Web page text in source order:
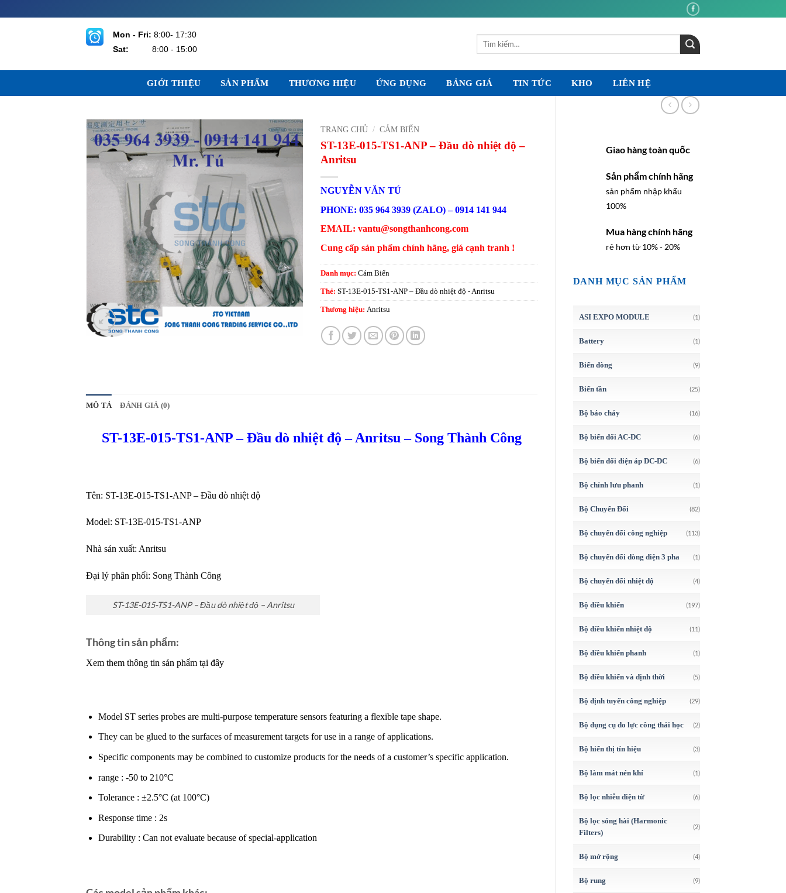
qua
Mon - Fri: 8:00- 17:30
Sat:
8:00 - 15:00
Tìm
GIỚI THIỆU SẢN PHẨM THƯƠNG HIỆU ỨNG DỤNG BẢNG GIÁ TIN TỨC KHO LIÊN HỆ
Giao hàng toàn quốc
Sản phẩm chính hãng
sản phẩm nhập khẩu
100%
Mua hàng chính hãng
rẻ hơn từ 10% - 20%
DANH MỤC SẢN PHẨM
ASI EXPO MODULE (1)
Battery (1)
Biến dòng (9)
Biến tần (25)
Bộ báo cháy (16)
Bộ biến đổi AC-DC (6)
Bộ biến đổi điện áp DC-DC (6)
Bộ chỉnh lưu phanh (1)
Bộ Chuyển Đổi (82)
Bộ chuyển đổi công nghiệp (113)
Bộ chuyển đổi dòng điện 3 pha (1)
Bộ chuyển đổi nhiệt độ (4)
Bộ điều khiển (197)
Bộ điều khiển nhiệt độ (11)
Bộ điều khiển phanh (1)
Bộ điều khiển và định thời (5)
Bộ định tuyến công nghiệp (29)
Bộ dụng cụ đo lực công thái học (2)
Bộ hiển thị tín hiệu (3)
Bộ làm mát nén khí (1)
Bộ lọc nhiễu điện từ (6)
Bộ lọc sóng hài (Harmonic
Filters)
(2)
Bộ mở rộng (4)
Bộ rung (9)
TRANG CHỦ / CẢM BIẾN
ST-13E-015-TS1-ANP – Đầu dò nhiệt độ –
Anritsu
NGUYỄN VĂN TÚ
PHONE: 035 964 3939 (ZALO) – 0914 141 944
EMAIL: vantu@songthanhcong.com
Cung cấp sản phẩm chính hãng, giá cạnh tranh !
Danh mục: Cảm Biến
Thẻ: ST-13E-015-TS1-ANP – Đầu dò nhiệt độ - Anritsu
Thương hiệu: Anritsu
MÔ TẢ ĐÁNH GIÁ (0)
ST-13E-015-TS1-ANP – Đầu dò nhiệt độ – Anritsu – Song Thành Công
Tên: ST-13E-015-TS1-ANP – Đầu dò nhiệt độ
Model: ST-13E-015-TS1-ANP
Nhà sản xuất: Anritsu
Đại lý phân phối: Song Thành Công
ST-13E-015-TS1-ANP – Đầu dò nhiệt độ – Anritsu
Thông tin sản phẩm:
Xem them thông tin sản phẩm tại đây
Model ST series probes are multi-purpose temperature sensors featuring a flexible tape shape.
They can be glued to the surfaces of measurement targets for use in a range of applications.
Specific components may be combined to customize products for the needs of a customer’s specific application.
range : -50 to 210°C
Tolerance : ±2.5°C (at 100°C)
Response time : 2s
Durability : Can not evaluate because of special-application